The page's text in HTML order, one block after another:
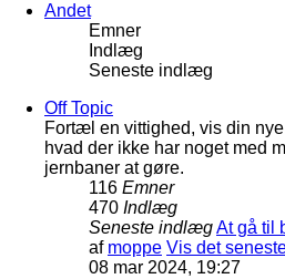
Andet
Emner
Indlæg
Seneste indlæg
Off Topic
Fortæl en vittighed, vis din
hvad der ikke har noget med
jernbaner at gøre.
116 Emner
470 Indlæg
Seneste indlægAt gå til
af moppe Vis det
08 mar 2024, 19:27